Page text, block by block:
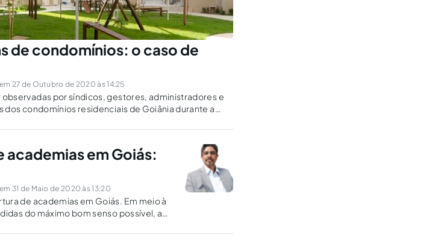
de condomínios: o caso de
27 de Outubro de 2020 às 14:25
por síndicos, gestores, administradores e
condomínios residenciais de Goiânia durante a
academias em Goiás:
31 de Maio de 2020 às 13:20
de academias em Goiás. Em meio à
do máximo bom senso possível, a